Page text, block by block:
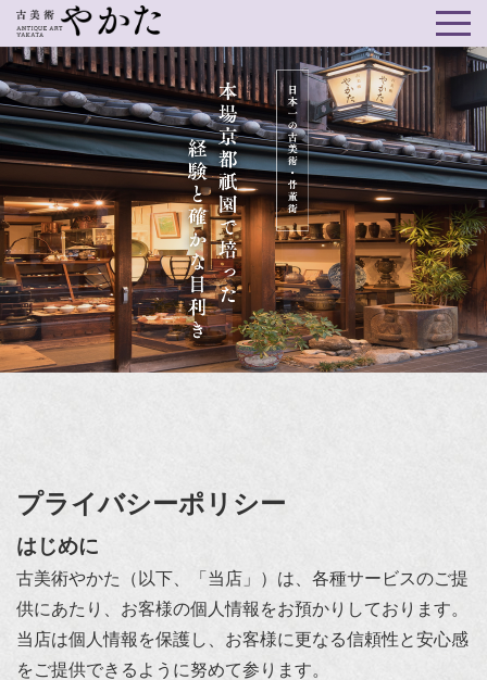
プライバシーポリシー
はじめに
古美術やかた（以下、「当店」）は、各種サービスのご提
供にあたり、お客様の個人情報をお預かりしております。
当店は個人情報を保護し、お客様に更なる信頼性と安心感
をご提供できるように努めて参ります。